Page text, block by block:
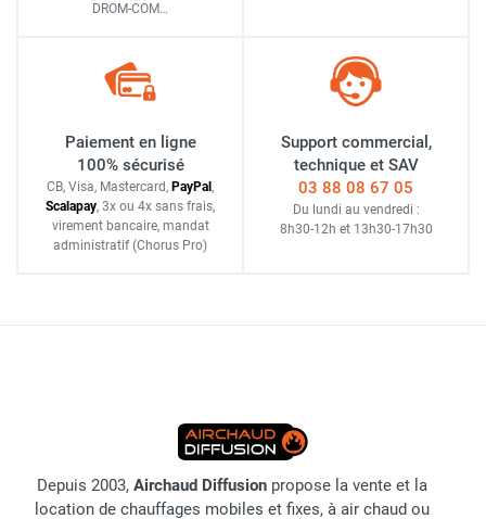
DROM-COM…
Paiement en ligne
100% sécurisé
CB, Visa, Mastercard, PayPal ,
Scalapay, 3x ou 4x sans frais,
virement bancaire, mandat
administratif (Chorus Pro)
Support commercial,
technique et SAV
03 88 08 67 05
Du lundi au vendredi :
8h30-12h et 13h30-17h30
Depuis 2003, Airchaud Diffusion propose la vente et la
location de chauffages mobiles et fixes, à air chaud ou